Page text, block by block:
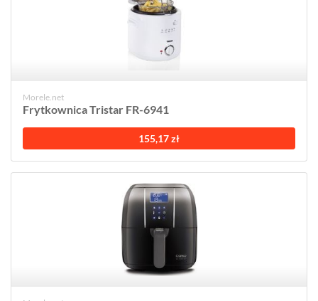
Morele.net
Frytkownica Tristar FR-6941
155,17 zł